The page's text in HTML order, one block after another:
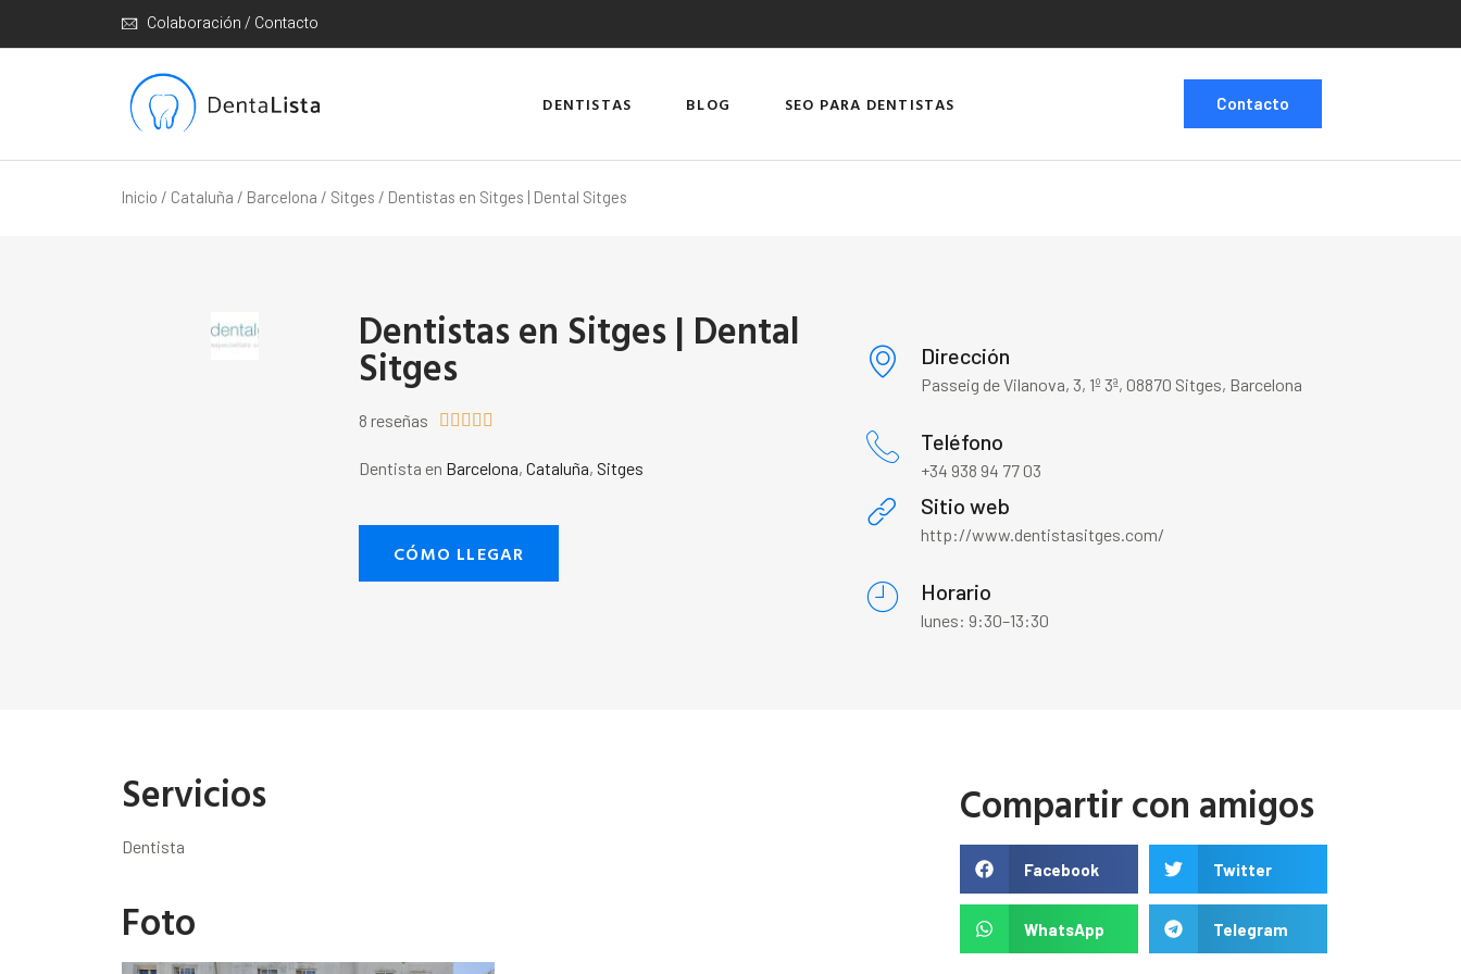
Colaboración / Contacto
DENTISTAS BLOG SEO PARA DENTISTAS Contacto
Inicio / Cataluña / Barcelona / Sitges / Dentistas en Sitges | Dental Sitges
Dentistas en Sitges | Dental
Sitges
8 reseñas     
Dentista en Barcelona,Cataluña, Sitges
CÓMO LLEGAR
Dirección
Passeig de Vilanova, 3, 1º 3ª, 08870 Sitges, Barcelona
Teléfono
+34 938 94 77 03
Sitio web
http://www.dentistasitges.com/
Horario
lunes: 9:30–13:30
Servicios
Dentista
Foto
Compartir con amigos
Facebook Twitter
WhatsApp Telegram